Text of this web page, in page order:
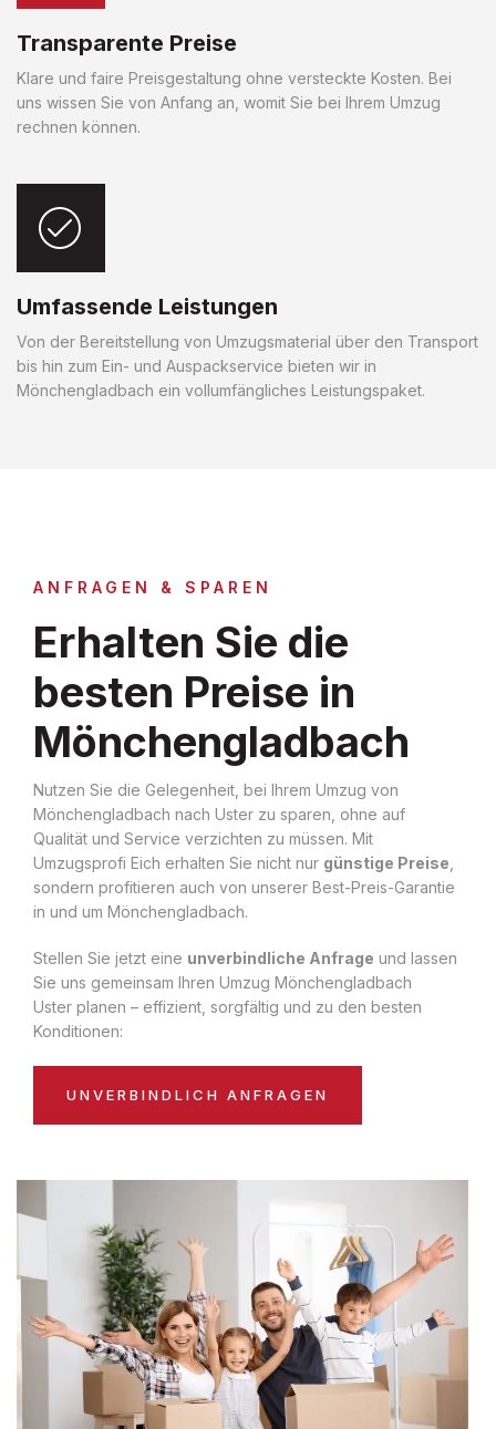
Transparente Preise
Klare und faire Preisgestaltung ohne versteckte Kosten. Bei
uns wissen Sie von Anfang an, womit Sie bei Ihrem Umzug
rechnen können.
Umfassende Leistungen
Von der Bereitstellung von Umzugsmaterial über den Transport
bis hin zum Ein- und Auspackservice bieten wir in
Mönchengladbach ein vollumfängliches Leistungspaket.
ANFRAGEN & SPAREN
Erhalten Sie die
besten Preise in
Mönchengladbach
Nutzen Sie die Gelegenheit, bei Ihrem Umzug von
Mönchengladbach nach Uster zu sparen, ohne auf
Qualität und Service verzichten zu müssen. Mit
Umzugsprofi Eich erhalten Sie nicht nur günstige Preise
sondern profitieren auch von unserer Best-Preis-Garantie
in und um Mönchengladbach.
Stellen Sie jetzt eine unverbindliche Anfrage und lassen
Sie uns gemeinsam Ihren Umzug Mönchengladbach
Uster planen – effizient, sorgfältig und zu den besten
Konditionen:
UNVERBINDLICH ANFRAGEN